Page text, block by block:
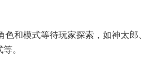
和模式等待玩家探索，如神太郎、
。